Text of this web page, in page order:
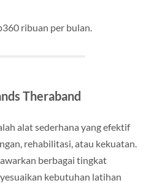
ribuan per bulan.
Theraband
alat sederhana yang efektif
rehabilitasi, atau kekuatan.
berbagai tingkat
kebutuhan latihan